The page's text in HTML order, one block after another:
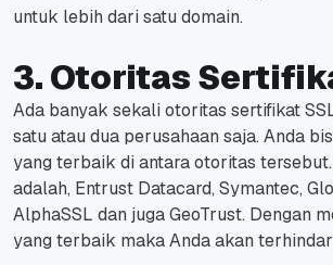
untuk lebih dari satu domain.
3. Otoritas
Ada banyak sekali otoritas sertifikat
satu atau dua perusahaan saja. Anda
yang terbaik di antara otoritas
adalah, Entrust Datacard, Symantec,
AlphaSSL dan juga GeoTrust. Dengan
yang terbaik maka Anda akan